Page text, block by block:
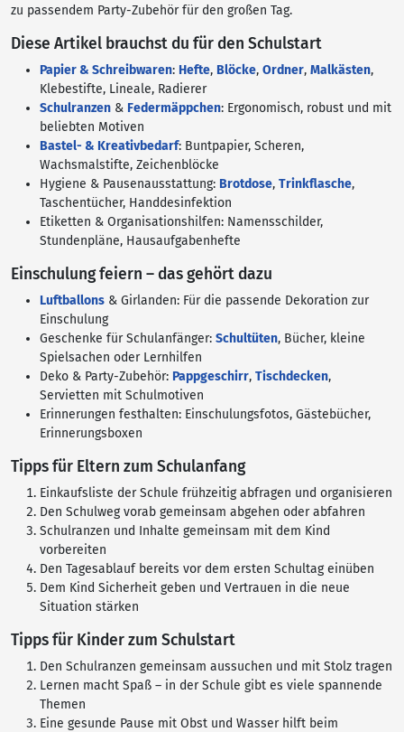
zu passendem Party-Zubehör für den großen Tag.
Diese Artikel brauchst du für den Schulstart
Papier & Schreibwaren: Hefte, Blöcke, Ordner, Malkästen,
Klebestifte, Lineale, Radierer
Schulranzen & Federmäppchen: Ergonomisch, robust und mit
beliebten Motiven
Bastel- & Kreativbedarf: Buntpapier, Scheren,
Wachsmalstifte, Zeichenblöcke
Hygiene & Pausenausstattung: Brotdose, Trinkflasche,
Taschentücher, Handdesinfektion
Etiketten & Organisationshilfen: Namensschilder,
Stundenpläne, Hausaufgabenhefte
Einschulung feiern – das gehört dazu
Luftballons & Girlanden: Für die passende Dekoration zur
Einschulung
Geschenke für Schulanfänger: Schultüten, Bücher, kleine
Spielsachen oder Lernhilfen
Deko & Party-Zubehör: Pappgeschirr, Tischdecken,
Servietten mit Schulmotiven
Erinnerungen festhalten: Einschulungsfotos, Gästebücher,
Erinnerungsboxen
Tipps für Eltern zum Schulanfang
Einkaufsliste der Schule frühzeitig abfragen und organisieren
Den Schulweg vorab gemeinsam abgehen oder abfahren
Schulranzen und Inhalte gemeinsam mit dem Kind
vorbereiten
Den Tagesablauf bereits vor dem ersten Schultag einüben
Dem Kind Sicherheit geben und Vertrauen in die neue
Situation stärken
Tipps für Kinder zum Schulstart
Den Schulranzen gemeinsam aussuchen und mit Stolz tragen
Lernen macht Spaß – in der Schule gibt es viele spannende
Themen
Eine gesunde Pause mit Obst und Wasser hilft beim